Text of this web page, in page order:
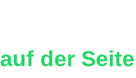
der Seite